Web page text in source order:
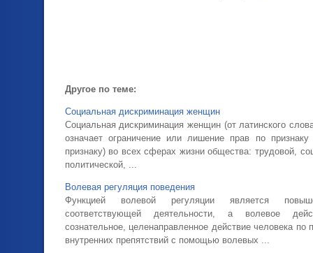
Другое по теме:
Социальная дискриминация женщин
Социальная дискриминация женщин (от латинского
означает ограничение или лишение прав по
признаку) во всех сферах жизни общества: трудовой,
политической, ...
Волевая регуляция поведения
Функцией волевой регуляции является
соответствующей деятельности, а волевое
сознательное, целенаправленное действие человека
внутренних препятствий с помощью волевых ...